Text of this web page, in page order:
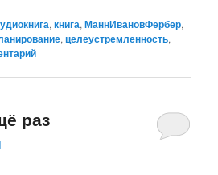
,книга,МаннИвановФербер,
,целеустремленность,
раз